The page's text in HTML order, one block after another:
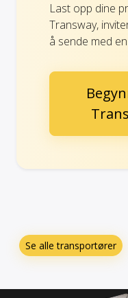
Last opp dine
Transway,
å sende med
Se alle transportører